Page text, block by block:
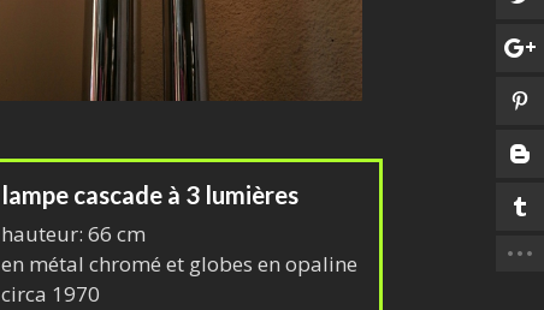
lampe cascade à 3 lumières
hauteur: 66 cm
en métal chromé et globes en opaline
circa 1970